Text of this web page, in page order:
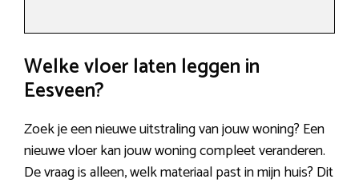
Welke vloer laten leggen in
Eesveen?
Zoek je een nieuwe uitstraling van jouw woning? Een
nieuwe vloer kan jouw woning compleet veranderen.
De vraag is alleen, welk materiaal past in mijn huis? Dit